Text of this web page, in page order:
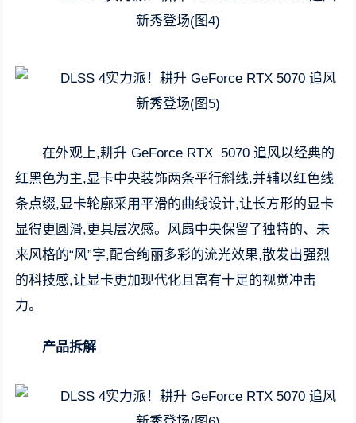
在外观上,耕升 GeForce RTX 5070 追风以经典的
红黑色为主,显卡中央装饰两条平行斜线,并辅以红色线
条点缀,显卡轮廓采用平滑的曲线设计,让长方形的显卡
显得更圆滑,更具层次感。风扇中央保留了独特的、未
来风格的“风”字,配合绚丽多彩的流光效果,散发出强烈
的科技感,让显卡更加现代化且富有十足的视觉冲击
力。
产品拆解